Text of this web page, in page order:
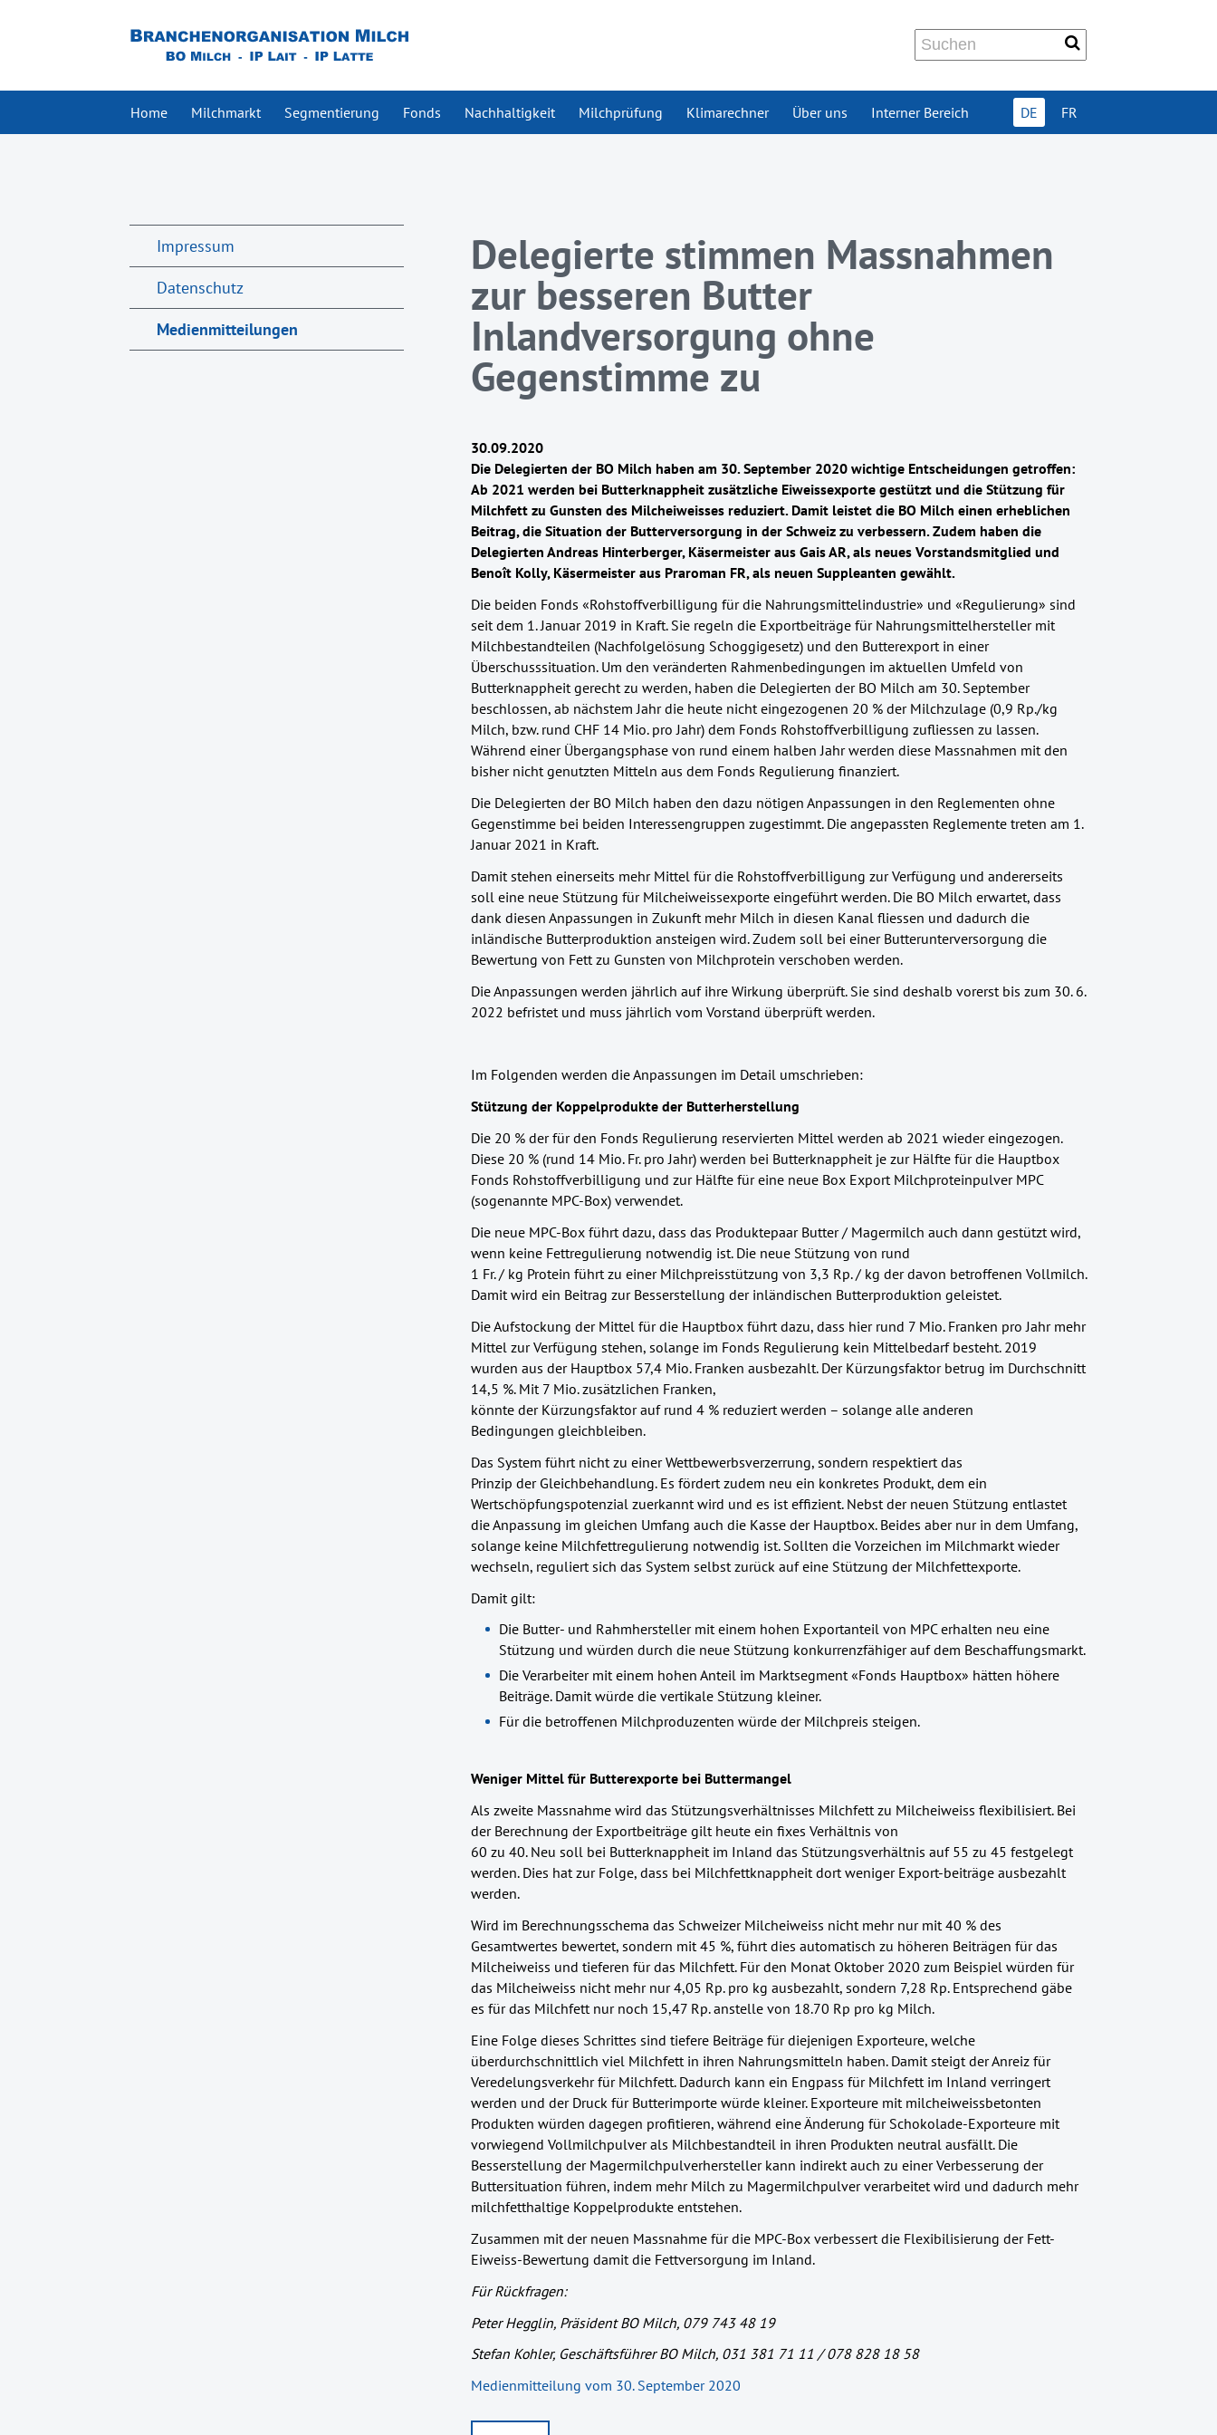
Home Milchmarkt Segmentierung Fonds Nachhaltigkeit Milchprüfung Klimarechner Über uns Interner Bereich DE FR
Delegierte stimmen Massnahmen
zur besseren Butter
Inlandversorgung ohne
Gegenstimme zu
30.09.2020
Die Delegierten der BO Milch haben am 30. September 2020 wichtige Entscheidungen getroffen:
Ab 2021 werden bei Butterknappheit zusätzliche Eiweissexporte gestützt und die Stützung für
Milchfett zu Gunsten des Milcheiweisses reduziert. Damit leistet die BO Milch einen erheblichen
Beitrag, die Situation der Butterversorgung in der Schweiz zu verbessern. Zudem haben die
Delegierten Andreas Hinterberger, Käsermeister aus Gais AR, als neues Vorstandsmitglied und
Benoît Kolly, Käsermeister aus Praroman FR, als neuen Suppleanten gewählt.
Die beiden Fonds «Rohstoffverbilligung für die Nahrungsmittelindustrie» und «Regulierung» sind
seit dem 1. Januar 2019 in Kraft. Sie regeln die Exportbeiträge für Nahrungsmittelhersteller mit
Milchbestandteilen (Nachfolgelösung Schoggigesetz) und den Butterexport in einer
Überschusssituation. Um den veränderten Rahmenbedingungen im aktuellen Umfeld von
Butterknappheit gerecht zu werden, haben die Delegierten der BO Milch am 30. September
beschlossen, ab nächstem Jahr die heute nicht eingezogenen 20 % der Milchzulage (0,9 Rp./kg
Milch, bzw. rund CHF 14 Mio. pro Jahr) dem Fonds Rohstoffverbilligung zufliessen zu lassen.
Während einer Übergangsphase von rund einem halben Jahr werden diese Massnahmen mit den
bisher nicht genutzten Mitteln aus dem Fonds Regulierung finanziert.
Die Delegierten der BO Milch haben den dazu nötigen Anpassungen in den Reglementen ohne
Gegenstimme bei beiden Interessengruppen zugestimmt. Die angepassten Reglemente treten am 1.
Januar 2021 in Kraft.
Damit stehen einerseits mehr Mittel für die Rohstoffverbilligung zur Verfügung und andererseits
soll eine neue Stützung für Milcheiweissexporte eingeführt werden. Die BO Milch erwartet, dass
dank diesen Anpassungen in Zukunft mehr Milch in diesen Kanal fliessen und dadurch die
inländische Butterproduktion ansteigen wird. Zudem soll bei einer Butterunterversorgung die
Bewertung von Fett zu Gunsten von Milchprotein verschoben werden.
Die Anpassungen werden jährlich auf ihre Wirkung überprüft. Sie sind deshalb vorerst bis zum 30. 6.
2022 befristet und muss jährlich vom Vorstand überprüft werden.
Im Folgenden werden die Anpassungen im Detail umschrieben:
Stützung der Koppelprodukte der Butterherstellung
Die 20 % der für den Fonds Regulierung reservierten Mittel werden ab 2021 wieder eingezogen.
Diese 20 % (rund 14 Mio. Fr. pro Jahr) werden bei Butterknappheit je zur Hälfte für die Hauptbox
Fonds Rohstoffverbilligung und zur Hälfte für eine neue Box Export Milchproteinpulver MPC
(sogenannte MPC-Box) verwendet.
Die neue MPC-Box führt dazu, dass das Produktepaar Butter / Magermilch auch dann gestützt wird,
wenn keine Fettregulierung notwendig ist. Die neue Stützung von rund
1 Fr. / kg Protein führt zu einer Milchpreisstützung von 3,3 Rp. / kg der davon betroffenen Vollmilch.
Damit wird ein Beitrag zur Besserstellung der inländischen Butterproduktion geleistet.
Die Aufstockung der Mittel für die Hauptbox führt dazu, dass hier rund 7 Mio. Franken pro Jahr mehr
Mittel zur Verfügung stehen, solange im Fonds Regulierung kein Mittelbedarf besteht. 2019
wurden aus der Hauptbox 57,4 Mio. Franken ausbezahlt. Der Kürzungsfaktor betrug im Durchschnitt
14,5 %. Mit 7 Mio. zusätzlichen Franken,
könnte der Kürzungsfaktor auf rund 4 % reduziert werden – solange alle anderen
Bedingungen gleichbleiben.
Das System führt nicht zu einer Wettbewerbsverzerrung, sondern respektiert das
Prinzip der Gleichbehandlung. Es fördert zudem neu ein konkretes Produkt, dem ein
Wertschöpfungspotenzial zuerkannt wird und es ist effizient. Nebst der neuen Stützung entlastet
die Anpassung im gleichen Umfang auch die Kasse der Hauptbox. Beides aber nur in dem Umfang,
solange keine Milchfettregulierung notwendig ist. Sollten die Vorzeichen im Milchmarkt wieder
wechseln, reguliert sich das System selbst zurück auf eine Stützung der Milchfettexporte.
Damit gilt:
Die Butter- und Rahmhersteller mit einem hohen Exportanteil von MPC erhalten neu eine
Stützung und würden durch die neue Stützung konkurrenzfähiger auf dem Beschaffungsmarkt.
Die Verarbeiter mit einem hohen Anteil im Marktsegment «Fonds Hauptbox» hätten höhere
Beiträge. Damit würde die vertikale Stützung kleiner.
Für die betroffenen Milchproduzenten würde der Milchpreis steigen.
Weniger Mittel für Butterexporte bei Buttermangel
Als zweite Massnahme wird das Stützungsverhältnisses Milchfett zu Milcheiweiss flexibilisiert. Bei
der Berechnung der Exportbeiträge gilt heute ein fixes Verhältnis von
60 zu 40. Neu soll bei Butterknappheit im Inland das Stützungsverhältnis auf 55 zu 45 festgelegt
werden. Dies hat zur Folge, dass bei Milchfettknappheit dort weniger Export-beiträge ausbezahlt
werden.
Wird im Berechnungsschema das Schweizer Milcheiweiss nicht mehr nur mit 40 % des
Gesamtwertes bewertet, sondern mit 45 %, führt dies automatisch zu höheren Beiträgen für das
Milcheiweiss und tieferen für das Milchfett. Für den Monat Oktober 2020 zum Beispiel würden für
das Milcheiweiss nicht mehr nur 4,05 Rp. pro kg ausbezahlt, sondern 7,28 Rp. Entsprechend gäbe
es für das Milchfett nur noch 15,47 Rp. anstelle von 18.70 Rp pro kg Milch.
Eine Folge dieses Schrittes sind tiefere Beiträge für diejenigen Exporteure, welche
überdurchschnittlich viel Milchfett in ihren Nahrungsmitteln haben. Damit steigt der Anreiz für
Veredelungsverkehr für Milchfett. Dadurch kann ein Engpass für Milchfett im Inland verringert
werden und der Druck für Butterimporte würde kleiner. Exporteure mit milcheiweissbetonten
Produkten würden dagegen profitieren, während eine Änderung für Schokolade-Exporteure mit
vorwiegend Vollmilchpulver als Milchbestandteil in ihren Produkten neutral ausfällt. Die
Besserstellung der Magermilchpulverhersteller kann indirekt auch zu einer Verbesserung der
Buttersituation führen, indem mehr Milch zu Magermilchpulver verarbeitet wird und dadurch mehr
milchfetthaltige Koppelprodukte entstehen.
Zusammen mit der neuen Massnahme für die MPC-Box verbessert die Flexibilisierung der Fett-
Eiweiss-Bewertung damit die Fettversorgung im Inland.
Für Rückfragen:
Peter Hegglin, Präsident BO Milch, 079 743 48 19
Stefan Kohler, Geschäftsführer BO Milch, 031 381 71 11 / 078 828 18 58
Medienmitteilung vom 30. September 2020
Impressum
Datenschutz
Medienmitteilungen